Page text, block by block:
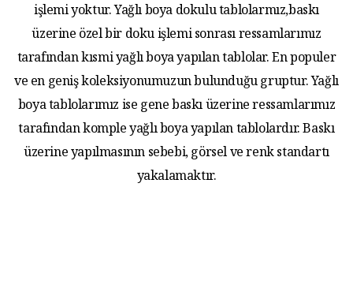
işlemi yoktur. Yağlı boya dokulu tablolarmız,baskı
üzerine özel bir doku işlemi sonrası ressamlarımız
tarafından kısmi yağlı boya yapılan tablolar. En populer
ve en geniş koleksiyonumuzun bulunduğu gruptur. Yağlı
boya tablolarımız ise gene baskı üzerine ressamlarımız
tarafından komple yağlı boya yapılan tablolardır. Baskı
üzerine yapılmasının sebebi, görsel ve renk standartı
yakalamaktır.